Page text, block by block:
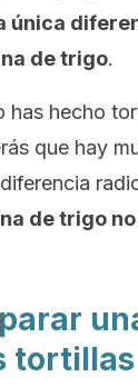
única
de trigo.
has hecho
que hay
de trigo